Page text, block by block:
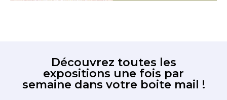
Découvrez toutes les
expositions une fois par
semaine dans votre boite mail !